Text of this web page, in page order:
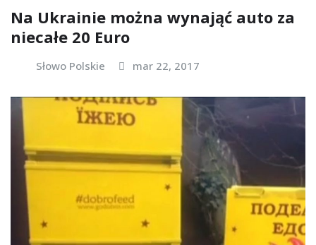
Na Ukrainie można wynająć auto za
niecałe 20 Euro
Słowo Polskie mar 22, 2017